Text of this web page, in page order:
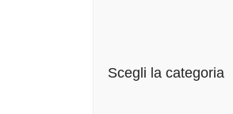
Scegli la categoria